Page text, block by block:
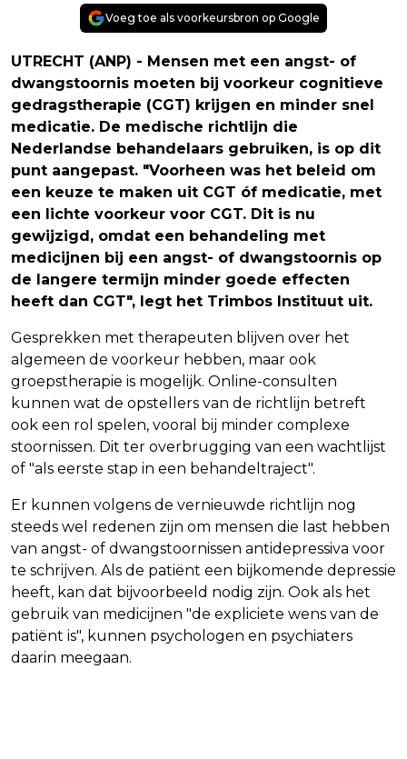
Voeg toe als voorkeursbron op Google
UTRECHT (ANP) - Mensen met een angst- of
dwangstoornis moeten bij voorkeur cognitieve
gedragstherapie (CGT) krijgen en minder snel
medicatie. De medische richtlijn die
Nederlandse behandelaars gebruiken, is op dit
punt aangepast. "Voorheen was het beleid om
een keuze te maken uit CGT óf medicatie, met
een lichte voorkeur voor CGT. Dit is nu
gewijzigd, omdat een behandeling met
medicijnen bij een angst- of dwangstoornis op
de langere termijn minder goede effecten
heeft dan CGT", legt het Trimbos Instituut uit.
Gesprekken met therapeuten blijven over het
algemeen de voorkeur hebben, maar ook
groepstherapie is mogelijk. Online-consulten
kunnen wat de opstellers van de richtlijn betreft
ook een rol spelen, vooral bij minder complexe
stoornissen. Dit ter overbrugging van een wachtlijst
of "als eerste stap in een behandeltraject".
Er kunnen volgens de vernieuwde richtlijn nog
steeds wel redenen zijn om mensen die last hebben
van angst- of dwangstoornissen antidepressiva voor
te schrijven. Als de patiënt een bijkomende depressie
heeft, kan dat bijvoorbeeld nodig zijn. Ook als het
gebruik van medicijnen "de expliciete wens van de
patiënt is", kunnen psychologen en psychiaters
daarin meegaan.